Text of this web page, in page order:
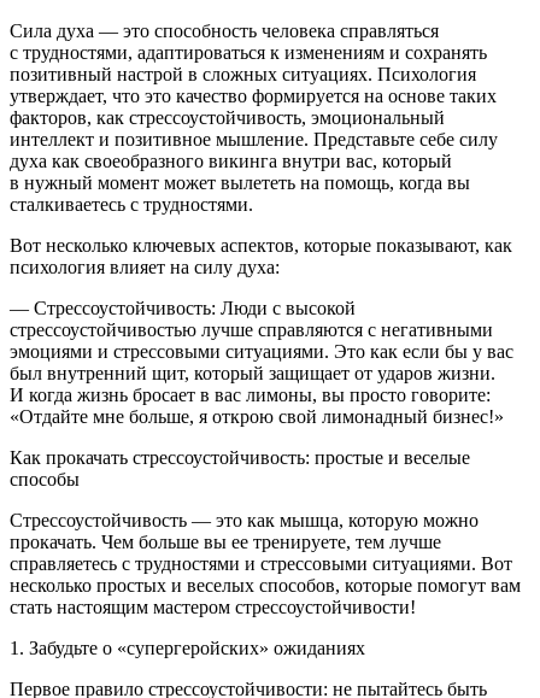
Сила духа — это способность человека справляться
с трудностями, адаптироваться к изменениям и сохранять
позитивный настрой в сложных ситуациях. Психология
утверждает, что это качество формируется на основе таких
факторов, как стрессоустойчивость, эмоциональный
интеллект и позитивное мышление. Представьте себе силу
духа как своеобразного викинга внутри вас, который
в нужный момент может вылететь на помощь, когда вы
сталкиваетесь с трудностями.
Вот несколько ключевых аспектов, которые показывают, как
психология влияет на силу духа:
— Стрессоустойчивость: Люди с высокой
стрессоустойчивостью лучше справляются с негативными
эмоциями и стрессовыми ситуациями. Это как если бы у вас
был внутренний щит, который защищает от ударов жизни.
И когда жизнь бросает в вас лимоны, вы просто говорите:
«Отдайте мне больше, я открою свой лимонадный бизнес!»
Как прокачать стрессоустойчивость: простые и веселые
способы
Стрессоустойчивость — это как мышца, которую можно
прокачать. Чем больше вы ее тренируете, тем лучше
справляетесь с трудностями и стрессовыми ситуациями. Вот
несколько простых и веселых способов, которые помогут вам
стать настоящим мастером стрессоустойчивости!
1. Забудьте о «супергеройских» ожиданиях
Первое правило стрессоустойчивости: не пытайтесь быть